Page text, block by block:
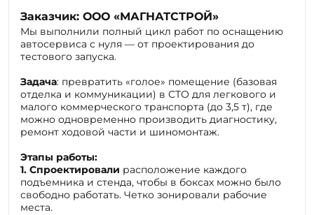
автосервиса с нуля — от проектирования до
тестового запуска.
Задача: превратить «голое» помещение (базовая
отделка и коммуникации) в СТО для легкового и
малого коммерческого транспорта (до 3,5 т), где
можно одновременно производить диагностику,
ремонт ходовой части и шиномонтаж.
Этапы работы:
1.
подъемника и стенда, чтобы в боксах можно было
свободно работать. Четко зонировали рабочие
места.
2. Подобрали и привезли
оборудование ROSSVIK: